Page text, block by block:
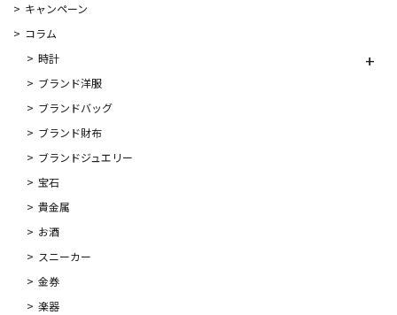
キャンペーン
コラム
時計
ブランド洋服
ブランドバッグ
ブランド財布
ブランドジュエリー
宝石
貴金属
お酒
スニーカー
金券
楽器